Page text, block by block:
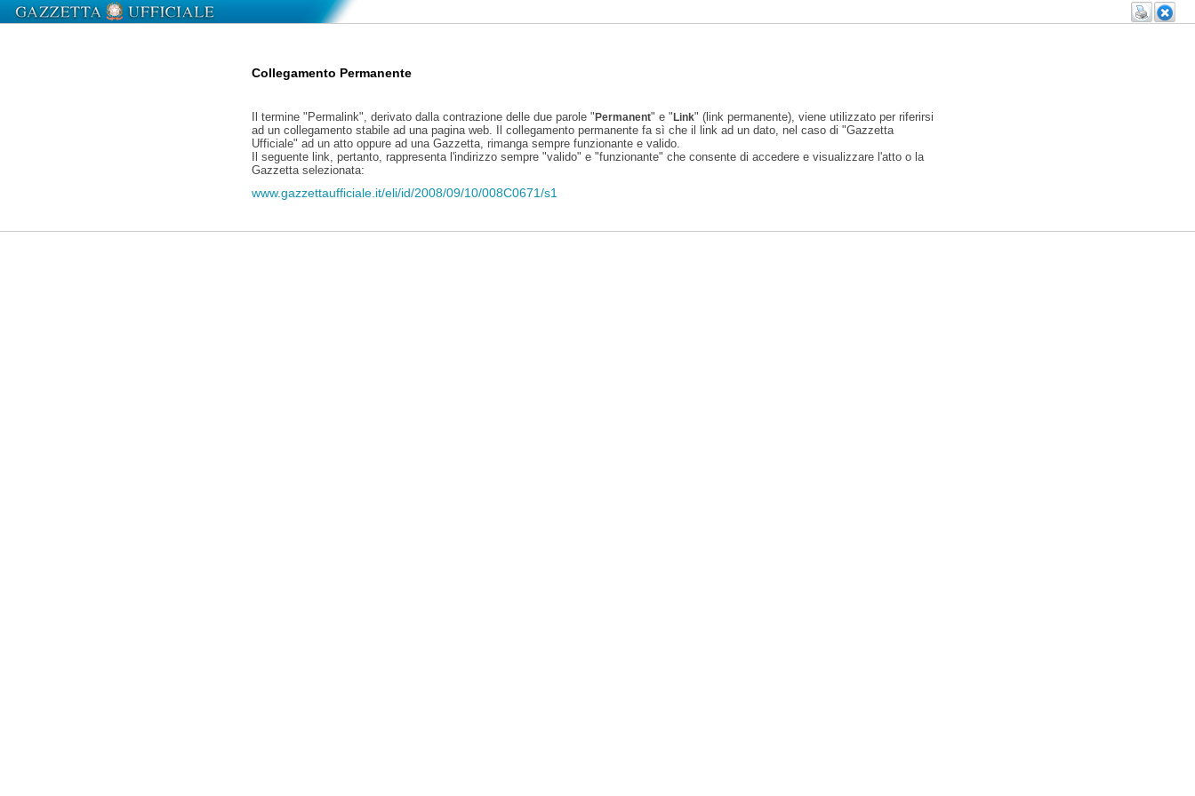
Collegamento Permanente
Il termine "Permalink", derivato dalla contrazione delle due parole "Permanent" e "Link" (link permanente), viene utilizzato per riferirsi
ad un collegamento stabile ad una pagina web. Il collegamento permanente fa sì che il link ad un dato, nel caso di "Gazzetta
Ufficiale" ad un atto oppure ad una Gazzetta, rimanga sempre funzionante e valido.
Il seguente link, pertanto, rappresenta l'indirizzo sempre "valido" e "funzionante" che consente di accedere e visualizzare l'atto o la
Gazzetta selezionata:
www.gazzettaufficiale.it/eli/id/2008/09/10/008C0671/s1